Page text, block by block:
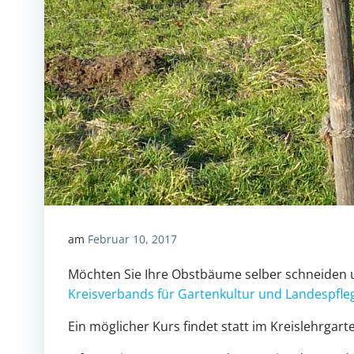
am Februar 10, 2017
Möchten Sie Ihre Obstbäume selber
Kreisverbands für Gartenkultur und
Ein möglicher Kurs findet statt im